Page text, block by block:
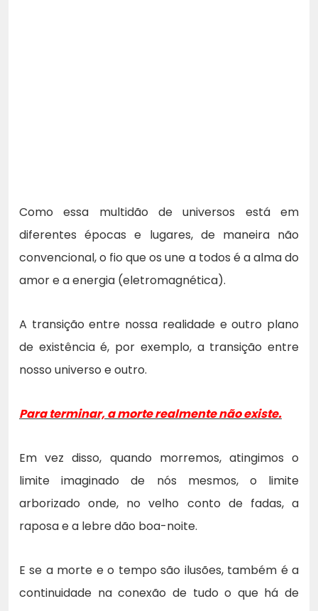
Como essa multidão de universos está em
diferentes épocas e lugares, de maneira não
convencional, o fio que os une a todos é a alma do
amor e a energia (eletromagnética).
A transição entre nossa realidade e outro plano
de existência é, por exemplo, a transição entre
nosso universo e outro.
Para terminar, a morte realmente não existe.
Em vez disso, quando morremos, atingimos o
limite imaginado de nós mesmos, o limite
arborizado onde, no velho conto de fadas, a
raposa e a lebre dão boa-noite.
E se a morte e o tempo são ilusões, também é a
continuidade na conexão de tudo o que há de